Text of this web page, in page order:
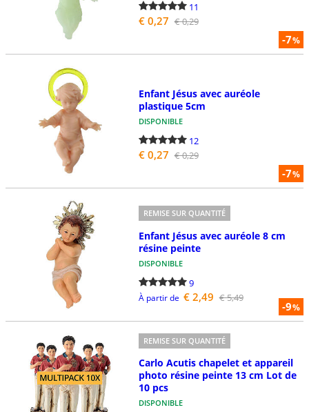
-7%
11
€ 0,27 € 0,29
-7%
Enfant Jésus avec auréole
plastique 5cm
DISPONIBLE
12
€ 0,27 € 0,29
-9%
REMISE SUR QUANTITÉ
Enfant Jésus avec auréole 8 cm
résine peinte
DISPONIBLE
9
À partir de € 2,49 € 5,49
REMISE SUR QUANTITÉ
Carlo Acutis chapelet et appareil
photo résine peinte 13 cm Lot de
10 pcs
DISPONIBLE